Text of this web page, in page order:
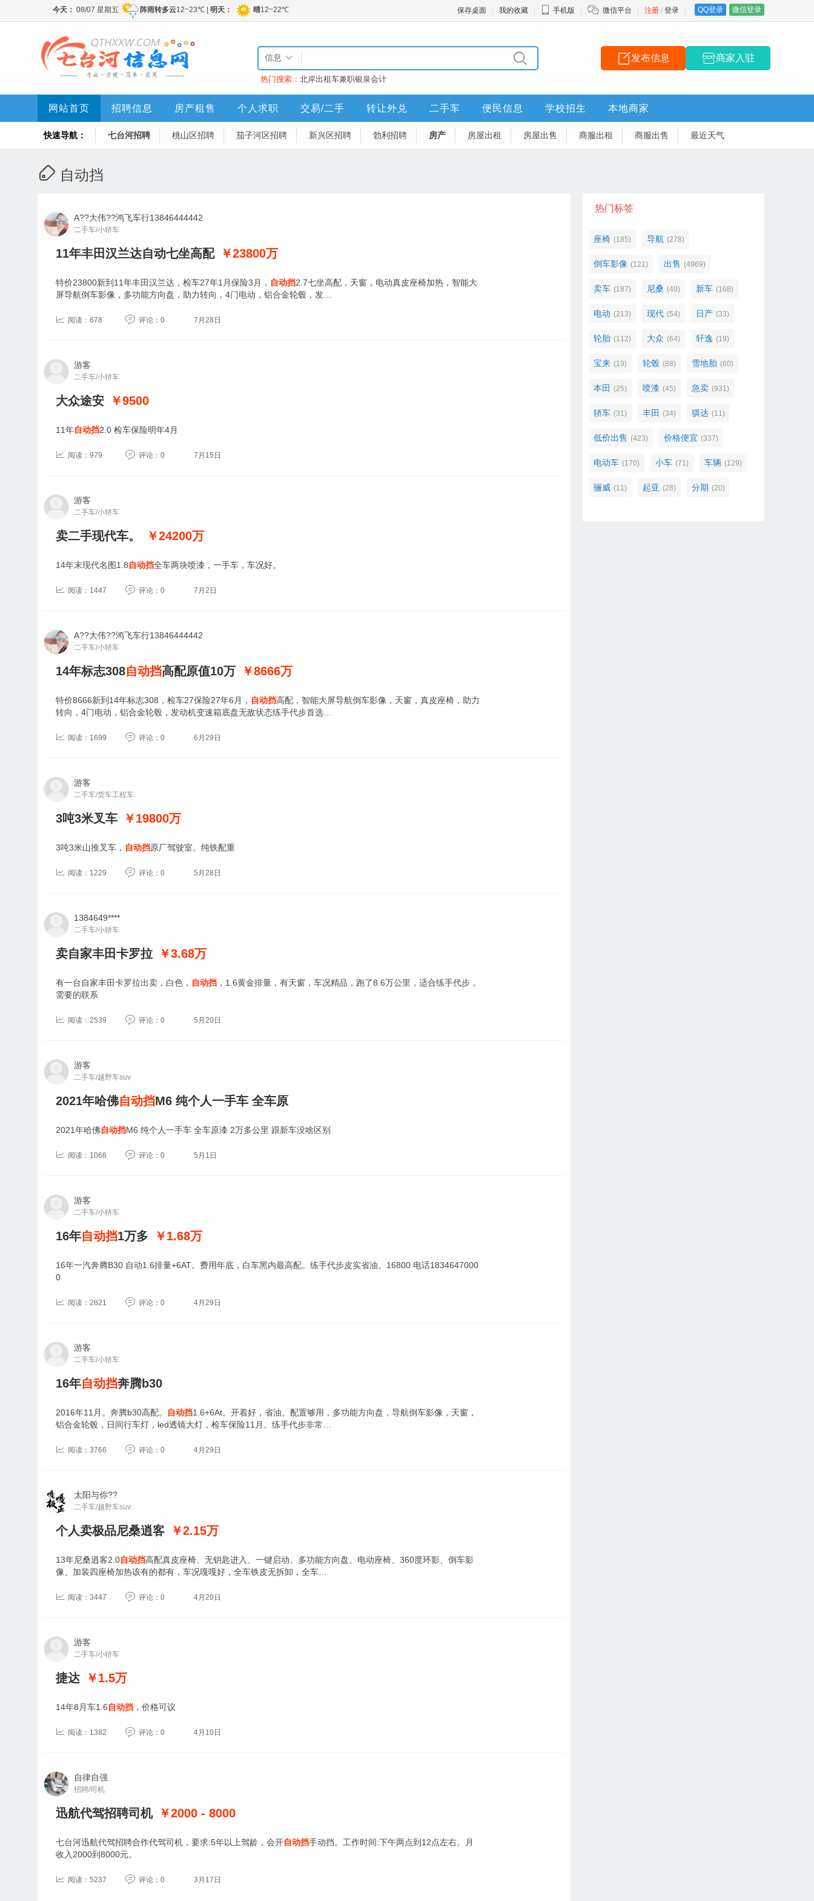
注册 / 登录 QQ登录 微信登录
保存桌面 我的收藏 手机版 微信平台
信息
热门搜索： 北岸出租车兼职银泉会计
发布信息 商家入驻
网站首页 招聘信息 房产租售 个人求职 交易/二手 转让外兑 二手车 便民信息 学校招生 本地商家
快速导航： 七台河招聘 桃山区招聘 茄子河区招聘 新兴区招聘 勃利招聘 房产 房屋出租 房屋出售 商服出租 商服出售 最近天气
自动挡
A??大伟??鸿飞车行13846444442
二手车/小轿车
11年丰田汉兰达自动七坐高配 ￥23800万
特价23800新到11年丰田汉兰达，检车27年1月保险3月， 自动挡2.7七坐高配，天窗，电动真皮座椅加热，智能大
屏导航倒车影像，多功能方向盘，助力转向，4门电动，铝合金轮毂，发…
阅读：678 评论：0 7月28日
游客
二手车/小轿车
大众途安 ￥9500
11年自动挡2.0 检车保险明年4月
阅读：979 评论：0 7月15日
游客
二手车/小轿车
卖二手现代车。 ￥24200万
14年末现代名图1.8自动挡全车两块喷漆，一手车，车况好。
阅读：1447 评论：0 7月2日
A??大伟??鸿飞车行13846444442
二手车/小轿车
14年标志308自动挡高配原值10万 ￥8666万
特价8666新到14年标志308，检车27保险27年6月， 自动挡高配，智能大屏导航倒车影像，天窗，真皮座椅，助力
转向，4门电动，铝合金轮毂，发动机变速箱底盘无敌状态练手代步首选…
阅读：1699 评论：0 6月29日
游客
二手车/货车工程车
3吨3米叉车 ￥19800万
3吨3米山推叉车， 自动挡原厂驾驶室。纯铁配重
阅读：1229 评论：0 5月28日
1384649****
二手车/小轿车
卖自家丰田卡罗拉 ￥3.68万
有一台自家丰田卡罗拉出卖，白色， 自动挡 ，1.6黄金排量，有天窗，车况精品，跑了8.6万公里，适合练手代步，
需要的联系
阅读：2539 评论：0 5月20日
游客
二手车/越野车suv
2021年哈佛自动挡M6 纯个人一手车 全车原
2021年哈佛自动挡M6 纯个人一手车 全车原漆 2万多公里 跟新车没啥区别
阅读：1068 评论：0 5月1日
游客
二手车/小轿车
16年自动挡1万多 ￥1.68万
16年一汽奔腾B30 自动1.6排量+6AT。费用年底，白车黑内最高配。练手代步皮实省油。16800 电话1834647000
0
阅读：2821 评论：0 4月29日
游客
二手车/小轿车
16年自动挡奔腾b30
2016年11月。奔腾b30高配。 自动挡1.6+6At。开着好，省油。配置够用，多功能方向盘，导航倒车影像，天窗，
铝合金轮毂，日间行车灯，led透镜大灯，检车保险11月。练手代步非常…
阅读：3766 评论：0 4月29日
太阳与你??
二手车/越野车suv
个人卖极品尼桑逍客 ￥2.15万
13年尼桑逍客2.0自动挡高配真皮座椅、无钥匙进入、一键启动、多功能方向盘、电动座椅、360度环影、倒车影
像、加装四座椅加热该有的都有，车况嘎嘎好，全车铁皮无拆卸，全车…
阅读：3447 评论：0 4月20日
游客
二手车/小轿车
捷达 ￥1.5万
14年8月车1.6自动挡 ，价格可议
阅读：1382 评论：0 4月10日
自律自强
招聘/司机
迅航代驾招聘司机 ￥2000 - 8000
七台河迅航代驾招聘合作代驾司机，要求:5年以上驾龄，会开自动挡手动挡。工作时间:下午两点到12点左右。月
收入2000到8000元。
阅读：5237 评论：0 3月17日
热门标签
座椅 (185) 导航 (278)
倒车影像 (121) 出售 (4969)
卖车 (187) 尼桑 (40) 新车 (108)
电动 (213) 现代 (54) 日产 (33)
轮胎 (112) 大众 (64) 轩逸 (19)
宝来 (19) 轮毂 (88) 雪地胎 (60)
本田 (25) 喷漆 (45) 急卖 (931)
轿车 (31) 丰田 (34) 骐达 (11)
低价出售 (423) 价格便宜 (337)
电动车 (170) 小车 (71) 车辆 (129)
骊威 (11) 起亚 (28) 分期 (20)